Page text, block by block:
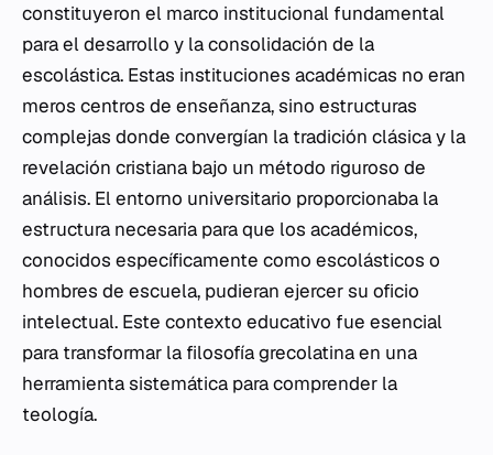
constituyeron el marco institucional fundamental
para el desarrollo y la consolidación de la
escolástica. Estas instituciones académicas no eran
meros centros de enseñanza, sino estructuras
complejas donde convergían la tradición clásica y la
revelación cristiana bajo un método riguroso de
análisis. El entorno universitario proporcionaba la
estructura necesaria para que los académicos,
conocidos específicamente como escolásticos o
hombres de escuela, pudieran ejercer su oficio
intelectual. Este contexto educativo fue esencial
para transformar la filosofía grecolatina en una
herramienta sistemática para comprender la
teología.